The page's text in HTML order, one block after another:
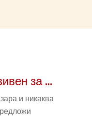
безопасност,
могат да се
дали се плъзгат
по структурите с
в безопасна и
пазара
и никаква